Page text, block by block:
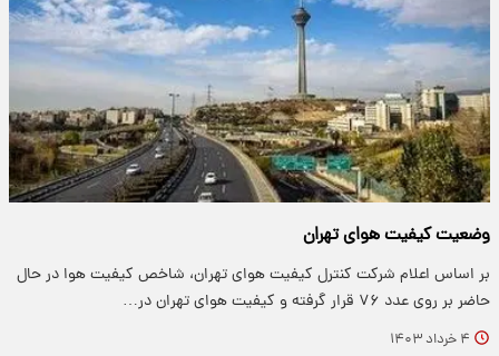
وضعیت کیفیت هوای تهران
بر اساس اعلام شرکت کنترل کیفیت هوای تهران، شاخص کیفیت هوا در حال
حاضر بر روی عدد ۷۶ قرار گرفته و کیفیت هوای تهران در…
۴ خرداد ۱۴۰۳